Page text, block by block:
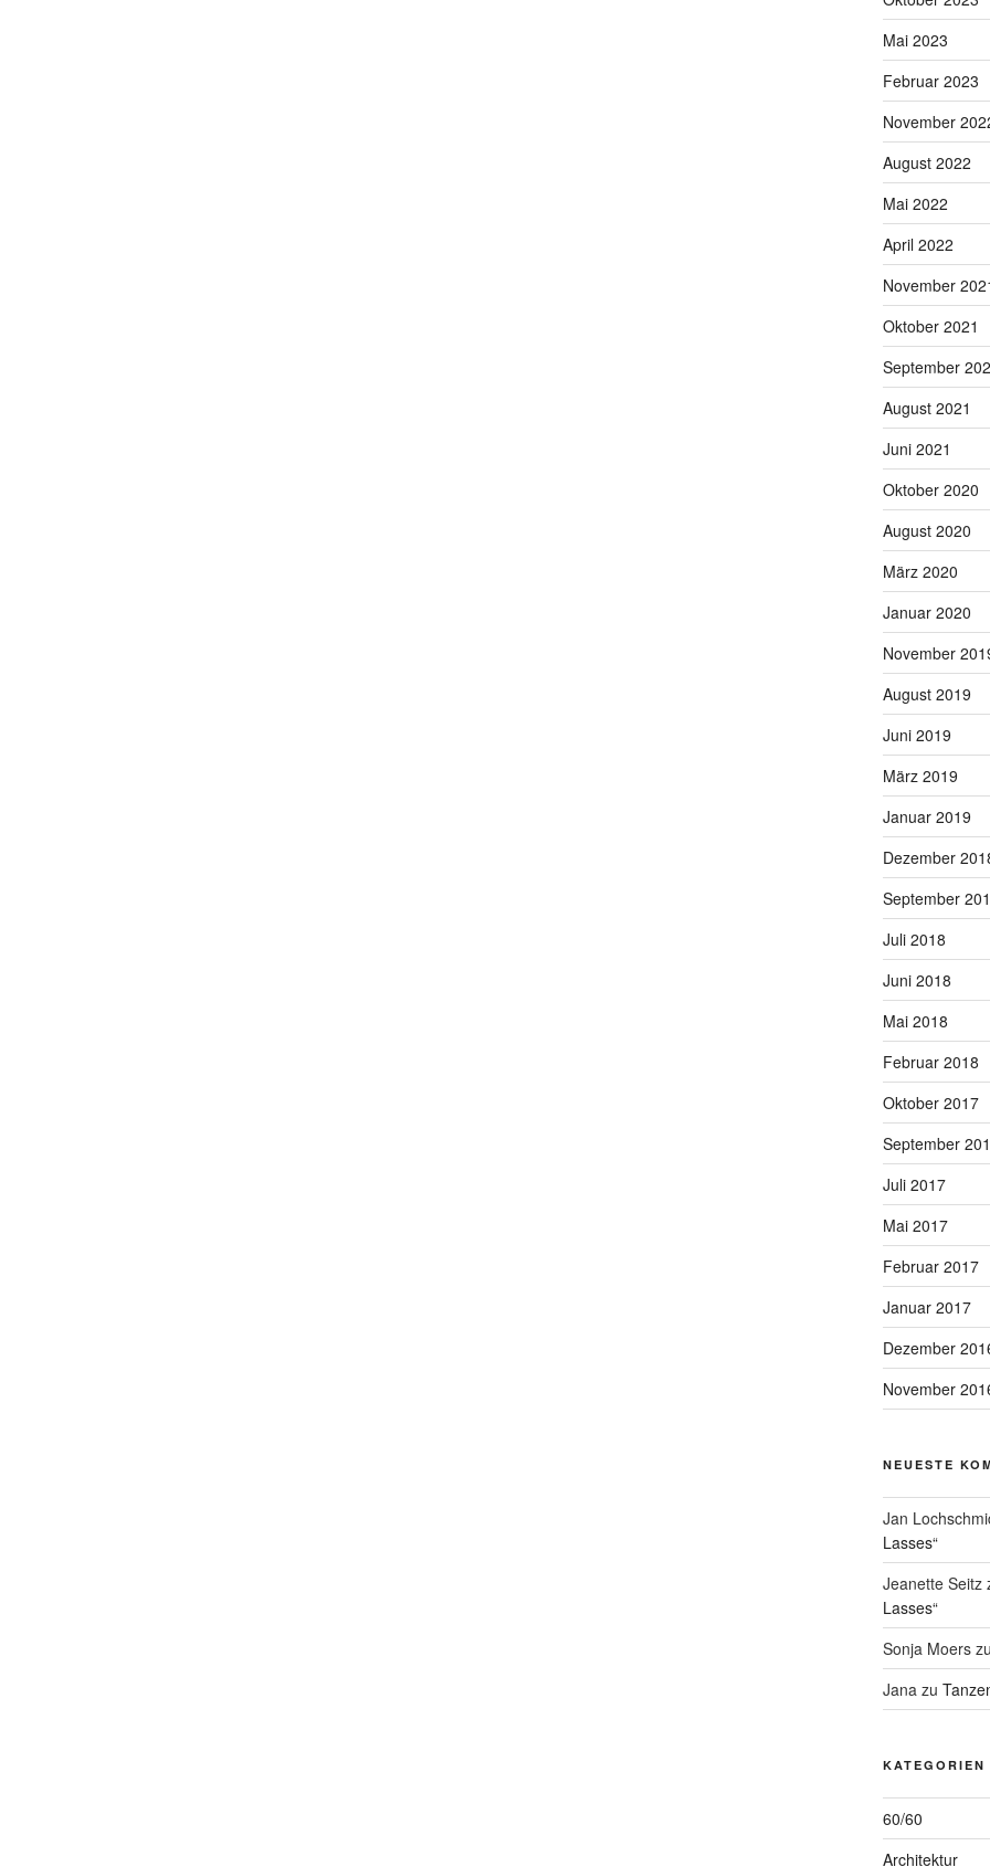
Mai 2023
Februar 2023
November
August 2022
Mai 2022
April 2022
November
Oktober 2021
September
August 2021
Juni 2021
Oktober 2020
August 2020
März 2020
Januar 2020
November
August 2019
Juni 2019
März 2019
Januar 2019
Dezember
September
Juli 2018
Juni 2018
Mai 2018
Februar 2018
Oktober 2017
September
Juli 2017
Mai 2017
Februar 2017
Januar 2017
Dezember
November
NEUESTE
Jan
Lasses“
Jeanette Seitz
Lasses“
Sonja Moers
Jana zu
KATEGORIEN
60/60
Architektur